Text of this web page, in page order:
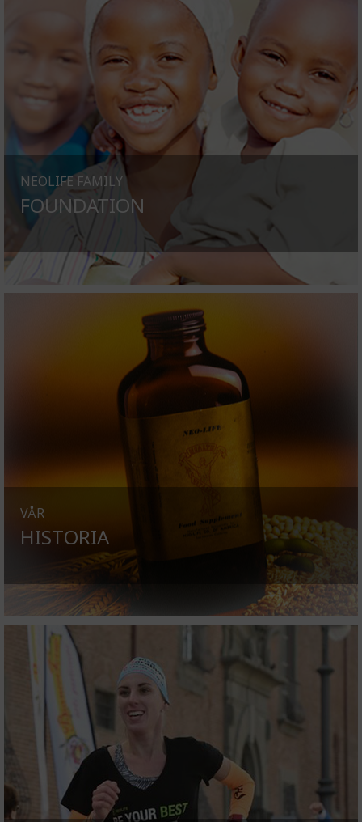
NEOLIFE FAMILY
FOUNDATION
VÅR
HISTORIA